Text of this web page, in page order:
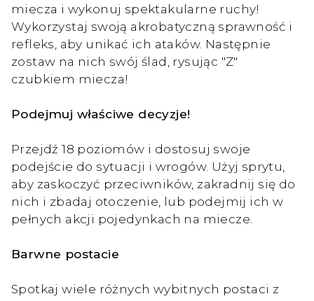
miecza i wykonuj spektakularne ruchy!
Wykorzystaj swoją akrobatyczną sprawność i
refleks, aby unikać ich ataków. Następnie
zostaw na nich swój ślad, rysując "Z"
czubkiem miecza!
Podejmuj właściwe decyzje!
Przejdź 18 poziomów i dostosuj swoje
podejście do sytuacji i wrogów. Użyj sprytu,
aby zaskoczyć przeciwników, zakradnij się do
nich i zbadaj otoczenie, lub podejmij ich w
pełnych akcji pojedynkach na miecze.
Barwne postacie
Spotkaj wiele różnych wybitnych postaci z